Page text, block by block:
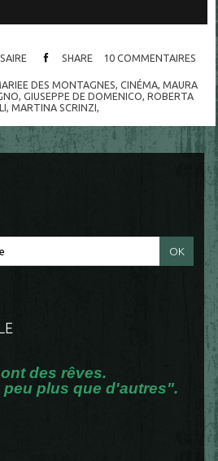
SHARE 10 COMMENTAIRES
DES MONTAGNES ,CINÉMA ,MAURA
,GIUSEPPE DE DOMENICO ,ROBERTA
MARTINA SCRINZI
des rêves.
plus que d'autres".